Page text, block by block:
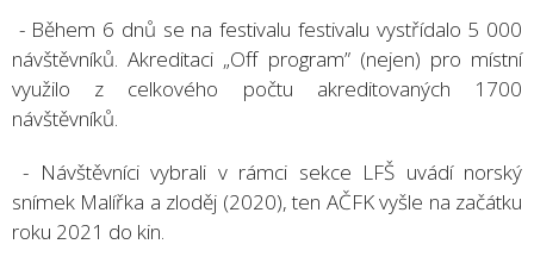
- Během 6 dnů se na festivalu festivalu vystřídalo 5 000
návštěvníků. Akreditaci „Off program” (nejen) pro místní
využilo z celkového počtu akreditovaných 1700
návštěvníků.
- Návštěvníci vybrali v rámci sekce LFŠ uvádí norský
snímek Malířka a zloděj (2020), ten AČFK vyšle na začátku
roku 2021 do kin.